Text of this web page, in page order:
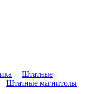
– Штатные
Штатные магнитолы